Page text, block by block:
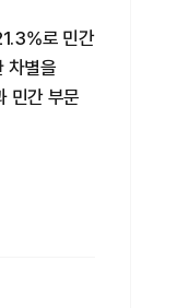
로 민간
차별을
민간 부문